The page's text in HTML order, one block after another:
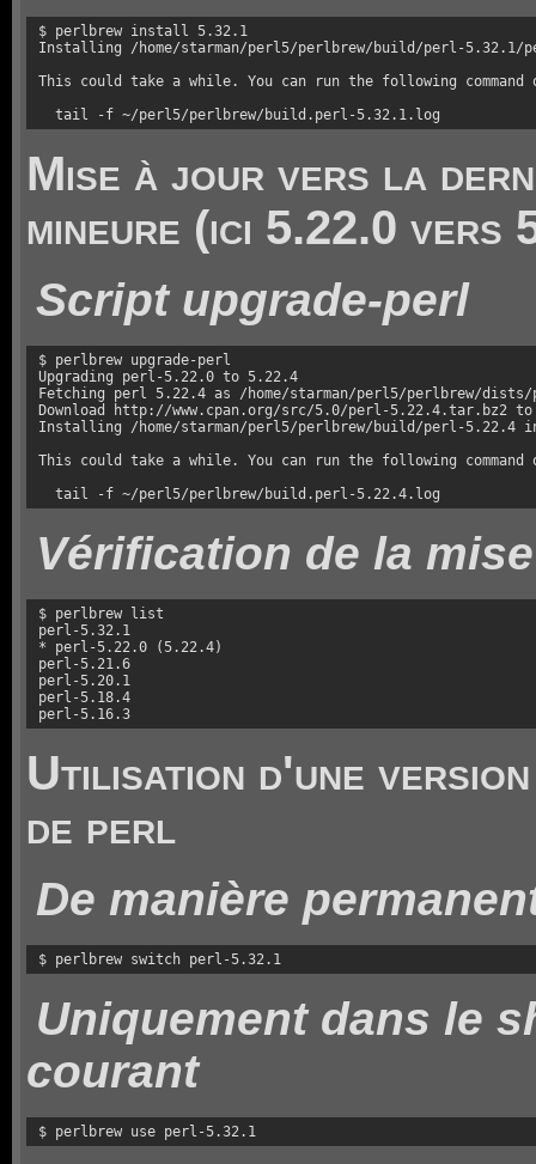
$ perlbrew install 5.32.1
Installing /home/starman/perl5/perlbrew/build/perl-
This could take a while. You can run the following
  tail -f ~/perl5/perlbrew/build.perl-5.32.1.log
Mise à jour vers la
mineure (ici 5.22.0 vers
Script upgrade-perl
$ perlbrew upgrade-perl
Upgrading perl-5.22.0 to 5.22.4
Fetching perl 5.22.4 as /home/starman/perl5/perlbrew/
Download http://www.cpan.org/src/5.0/perl-5.22.4.tar.bz2
Installing /home/starman/perl5/perlbrew/build/perl-5.22.4
This could take a while. You can run the following
  tail -f ~/perl5/perlbrew/build.perl-5.22.4.log
Vérification de la
$ perlbrew list
perl-5.32.1
* perl-5.22.0 (5.22.4)
perl-5.21.6
perl-5.20.1
perl-5.18.4
perl-5.16.3
Utilisation d'une
de perl
De manière
$ perlbrew switch perl-5.32.1
Uniquement dans le
courant
$ perlbrew use perl-5.32.1